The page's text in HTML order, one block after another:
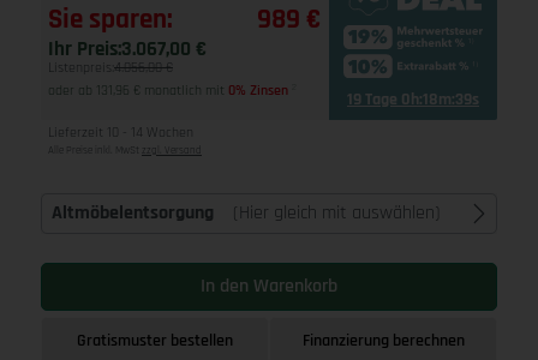
Sie sparen: 989 €
Ihr Preis:3.067,00 €
Listenpreis: 4.056,00 €
oder ab 131,96 € monatlich mit 0% Zinsen 19 Tage 0h:18m:38s
Lieferzeit 10 - 14 Wochen
Alle Preise inkl. MwSt zzgl. Versand
Altmöbelentsorgung (Hier gleich mit auswählen)
In den Warenkorb
Gratismuster bestellen Finanzierung berechnen